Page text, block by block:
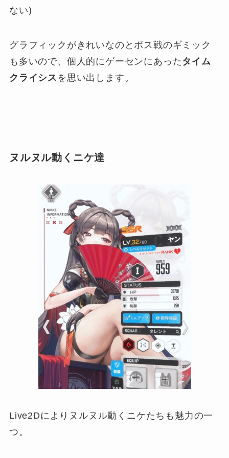
ない)
グラフィックがきれいなのとボス戦のギミック
も多いので、個人的にゲーセンにあった タイム
クライシス を思い出します。
ヌルヌル動くニケ達
Live2Dによりヌルヌル動くニケたちも魅力の一
つ。